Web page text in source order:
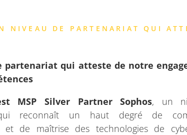
NIVEAU DE PARTENARIAT QUI
partenariat qui atteste de notre
MSP Silver Partner Sophos, un
reconnaît un haut degré de
et de maîtrise des technologies de